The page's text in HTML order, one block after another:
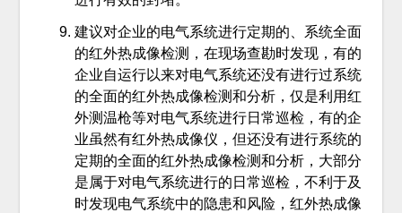
建议对企业的电气系统进行定期的、系统全面
的红外热成像检测，在现场查勘时发现，有的
企业自运行以来对电气系统还没有进行过系统
的全面的红外热成像检测和分析，仅是利用红
外测温枪等对电气系统进行日常巡检，有的企
业虽然有红外热成像仪，但还没有进行系统的
定期的全面的红外热成像检测和分析，大部分
是属于对电气系统进行的日常巡检，不利于及
时发现电气系统中的隐患和风险，红外热成像